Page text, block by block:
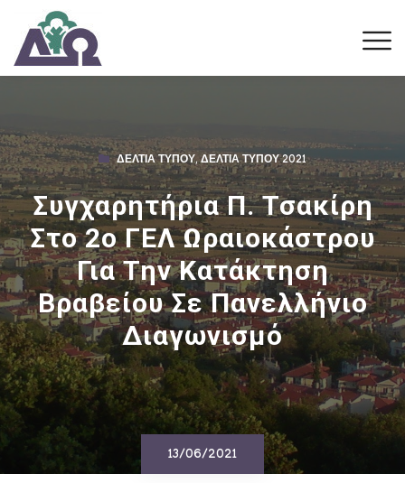
ΔΕΛΤΊΑ ΤΎΠΟΥ,ΔΕΛΤΊΑ ΤΎΠΟΥ 2021
Συγχαρητήρια Π. Τσακίρη
Στο 2ο ΓΕΛ Ωραιοκάστρου
Για Την Κατάκτηση
Βραβείου Σε Πανελλήνιο
Διαγωνισμό
13/06/2021